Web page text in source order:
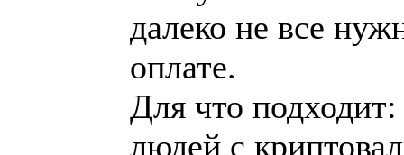
далеко не все
оплате.
Для что
людей с